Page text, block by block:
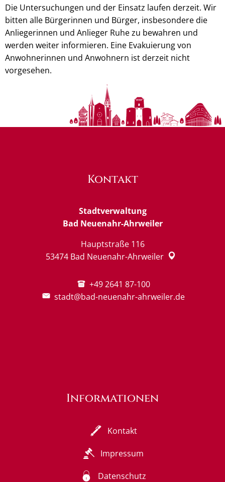
Die Untersuchungen und der Einsatz laufen derzeit. Wir
bitten alle Bürgerinnen und Bürger, insbesondere die
Anliegerinnen und Anlieger Ruhe zu bewahren und
werden weiter informieren. Eine Evakuierung von
Anwohnerinnen und Anwohnern ist derzeit nicht
vorgesehen.
Kontakt
Stadtverwaltung
Bad Neuenahr-Ahrweiler
Hauptstraße 116
53474 Bad Neuenahr-Ahrweiler
+49 2641 87-100
stadt@bad-neuenahr-ahrweiler.de
Informationen
Kontakt
Impressum
Datenschutz